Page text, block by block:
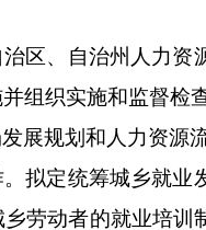
治区、自治州人力
组织实施和监督检
发展规划和人力资
。拟定统筹城乡就
劳动者的就业培